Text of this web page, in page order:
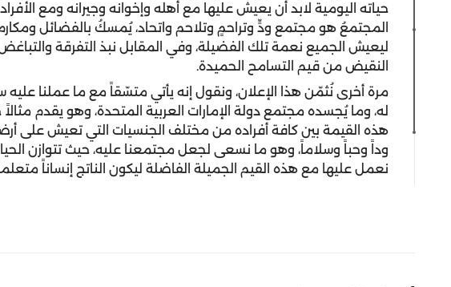
حياته اليومية لابد أن يعيش عليها مع أهله وإخوانه وجيرانه ومع
المجتمعُ هو مجتمع ودٍّ وتراحمٍ وتلاحم واتحاد، يُمسكُ بالفضائل ومكارم
ليعيش الجميع نعمة تلك الفضيلة، وفي المقابل نبذ التفرقة
النقيض من قيم التسامح الحميدة.
مرة أخرى نُثمّن هذا الإعلان، ونقول إنه يأتي متسّقاً مع ما عملنا عليه
له، وما يُجسده مجتمع دولة الإمارات العربية المتحدة، وهو يقدم
هذه القيمة بين كافة أفراده من مختلف الجنسيات التي تعيش على
وداً وحباً وسلاماً، وهو ما نسعى لجعل مجتمعنا عليه، حيث تتوازن
نعمل عليها مع هذه القيم الجميلة الفاضلة ليكون الناتج إنساناً